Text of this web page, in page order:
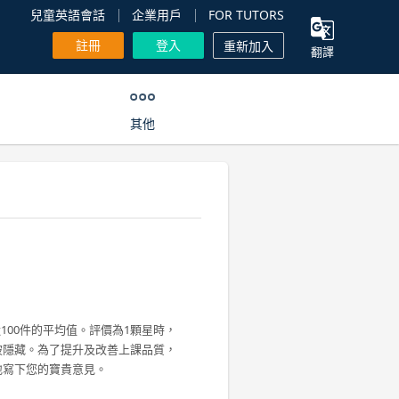
兒童英語會話 企業用戶
FOR TUTORS
註冊
登入 重新加入 翻譯
其他
件的平均值。評價為1顆星時，
藏。為了提升及改善上課品質，
下您的寶貴意見。